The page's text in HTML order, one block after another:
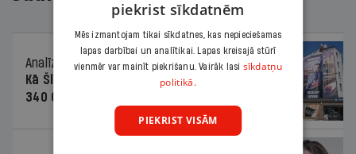
Analīze
06.08.2026.
Kā Šlesera partija palika nesodīta par
340 000 vērtu reklāmas kampaņu
piekrist sīkdatnēm
Mēs izmantojam tikai sīkdatnes, kas nepieciešamas
lapas darbībai un analītikai. Lapas kreisajā stūrī
vienmēr var mainīt piekrišanu. Vairāk lasi sīkdatņu
politikā.
PIEKRIST VISĀM